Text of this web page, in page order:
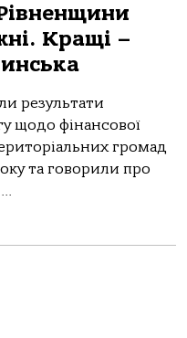
Кращі –
результати
щодо фінансової
громад
та говорили про